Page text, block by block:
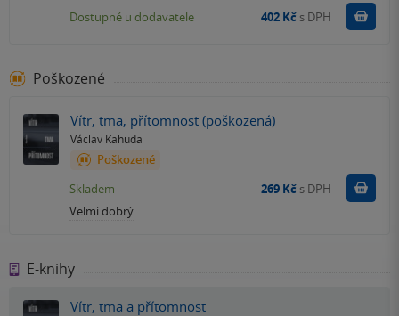
Dostupné u dodavatele 402 Kč s DPH
Poškozené
Vítr, tma, přítomnost (poškozená)
Václav Kahuda
Poškozené
Velmi dobrý
Skladem 269 Kč s DPH
E-knihy
Vítr, tma a přítomnost